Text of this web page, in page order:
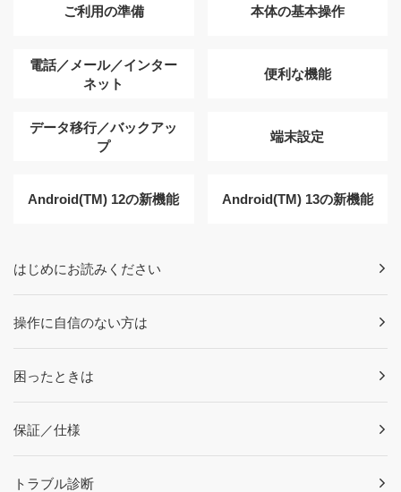
ご利用の準備 本体の基本操作
電話／メール／インター
ネット
便利な機能
データ移行／バックアッ
プ
端末設定
Android(TM) 12の新機能 Android(TM) 13の新機能
はじめにお読みください
操作に自信のない方は
困ったときは
保証／仕様
トラブル診断